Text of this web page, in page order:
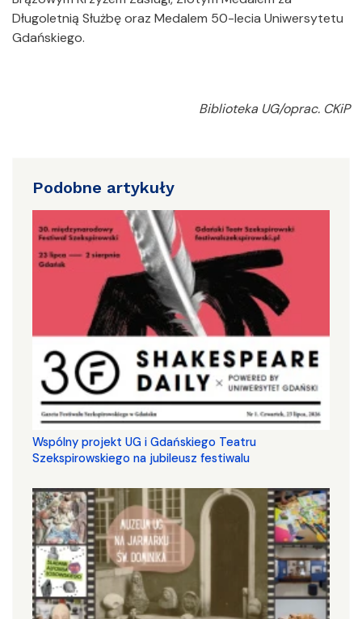
Długoletnią Służbę oraz Medalem 50-lecia Uniwersytetu
Gdańskiego.
Biblioteka UG/oprac. CKiP
Podobne artykuły
Wspólny projekt UG i Gdańskiego Teatru
Szekspirowskiego na jubileusz festiwalu